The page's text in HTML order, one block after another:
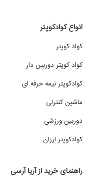
انواع کوادکوپتر
کواد کوپتر
کواد کوپتر دوربین دار
کوادکوپتر نیمه حرفه ای
ماشین کنترلی
دوربین ورزشی
کوادکوپتر ارزان
راهنمای خرید از آریا آرسی